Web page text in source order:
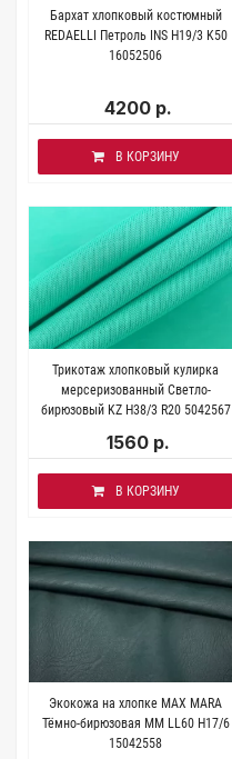
Бархат хлопковый костюмный
REDAELLI Петроль INS H19/3 K50
16052506
4200 р.
В КОРЗИНУ
Трикотаж хлопковый кулирка
мерсеризованный Светло-
бирюзовый KZ H38/3 R20 5042567
1560 р.
В КОРЗИНУ
Экокожа на хлопке MAX MARA
Тёмно-бирюзовая MM LL60 H17/6
15042558